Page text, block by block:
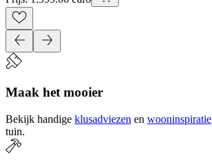
Maak het mooier
Bekijk handige klusadviezen en wooninspiratie
tuin.